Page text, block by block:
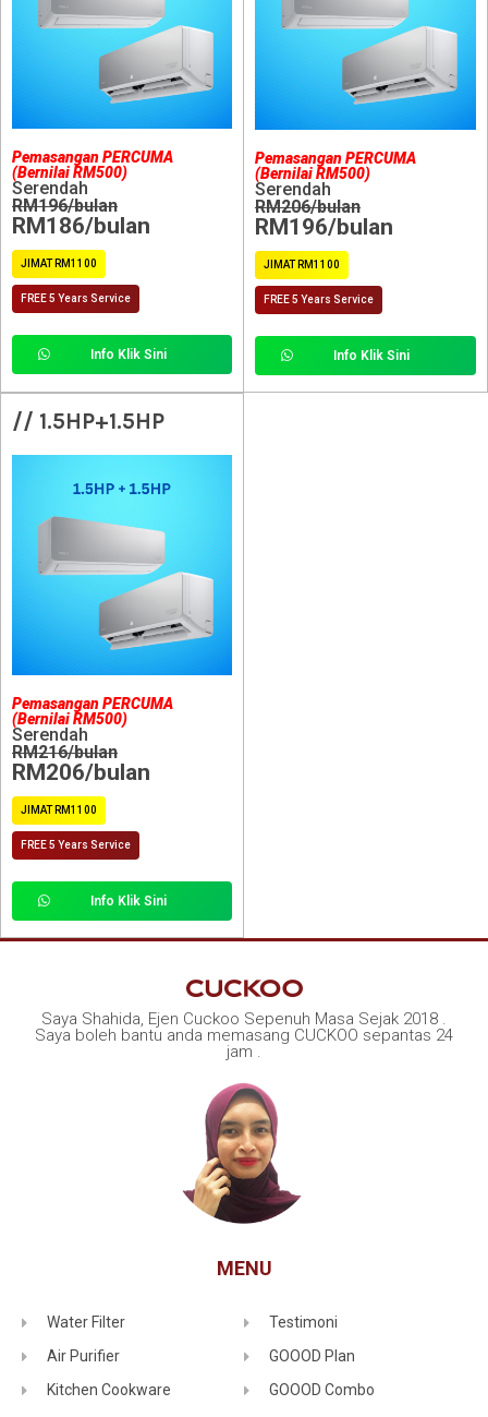
Pemasangan PERCUMA
(Bernilai RM500)
Serendah
RM196/bulan
RM186/bulan
JIMAT RM1100
FREE 5 Years Service
Info Klik Sini
Pemasangan PERCUMA
(Bernilai RM500)
Serendah
RM206/bulan
RM196/bulan
JIMAT RM1100
FREE 5 Years Service
Info Klik Sini
// 1.5HP+1.5HP
Pemasangan PERCUMA
(Bernilai RM500)
Serendah
RM216/bulan
RM206/bulan
JIMAT RM1100
FREE 5 Years Service
Info Klik Sini
Saya Shahida, Ejen Cuckoo Sepenuh Masa Sejak 2018 .
Saya boleh bantu anda memasang CUCKOO sepantas 24
jam .
MENU
Water Filter
Air Purifier
Kitchen Cookware
Testimoni
GOOOD Plan
GOOOD Combo